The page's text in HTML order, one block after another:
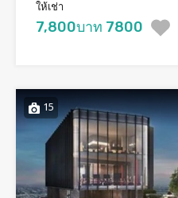
ให้เช่า
7,800บาท 7800
15